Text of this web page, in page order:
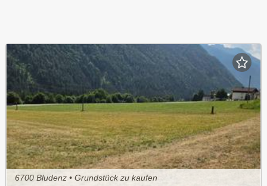
6700 Bludenz • Grundstück zu kaufen